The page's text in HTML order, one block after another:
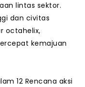
lintas sektor.
dan civitas
octahelix,
kemajuan
12 Rencana aksi